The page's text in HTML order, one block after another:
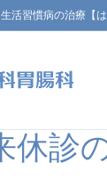
活習慣病の治療【
休診